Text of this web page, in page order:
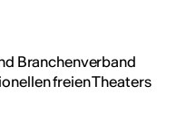
Branchenverband
freien Theaters